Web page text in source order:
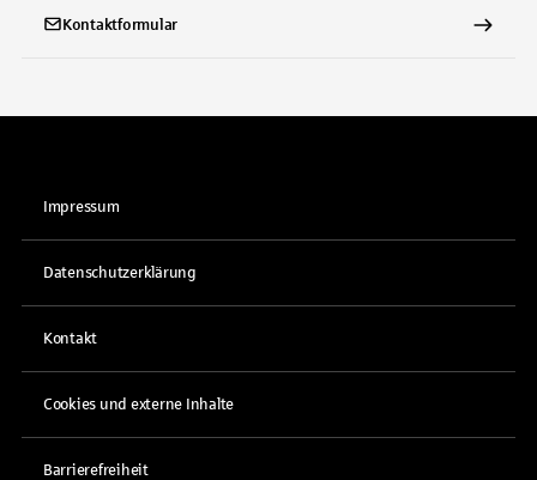
Kontaktformular
Impressum
Datenschutzerklärung
Kontakt
Cookies und externe Inhalte
Barrierefreiheit